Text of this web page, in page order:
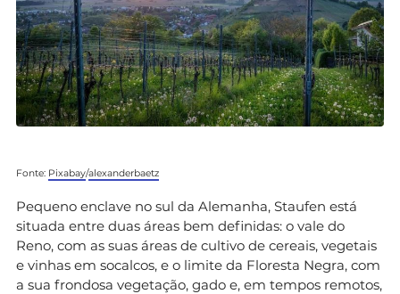
Fonte: Pixabay/alexanderbaetz
Pequeno enclave no sul da Alemanha, Staufen está
situada entre duas áreas bem definidas: o vale do
Reno, com as suas áreas de cultivo de cereais, vegetais
e vinhas em socalcos, e o limite da Floresta Negra, com
a sua frondosa vegetação, gado e, em tempos remotos,